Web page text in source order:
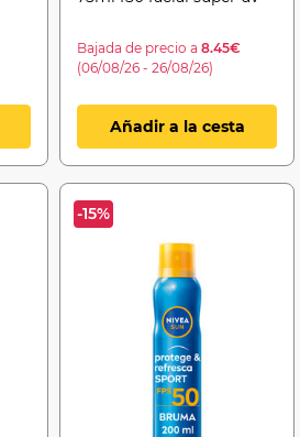
Bajada de precio a 8.45€
(06/08/26 - 26/08/26)
Añadir a la cesta
-15%